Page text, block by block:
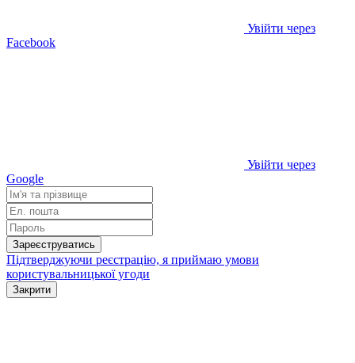
Увійти через
Facebook
Увійти через
Google
Зареєструватись
Підтверджуючи реєстрацію, я приймаю умови
користувальницької угоди
Закрити